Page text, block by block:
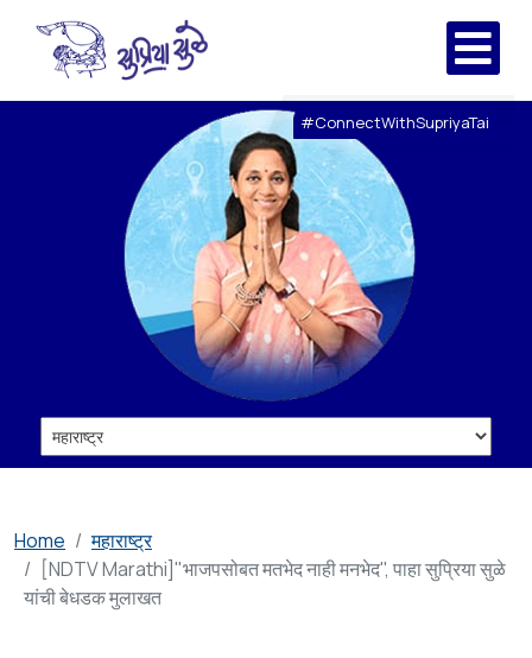
#ConnectWithSupriyaTai
Home
महाराष्ट्र
[NDTV Marathi]"भाजपसोबत मतभेद नाही मनभेद", पाहा सुप्रिया सुळे
यांची बेधडक मुलाखत